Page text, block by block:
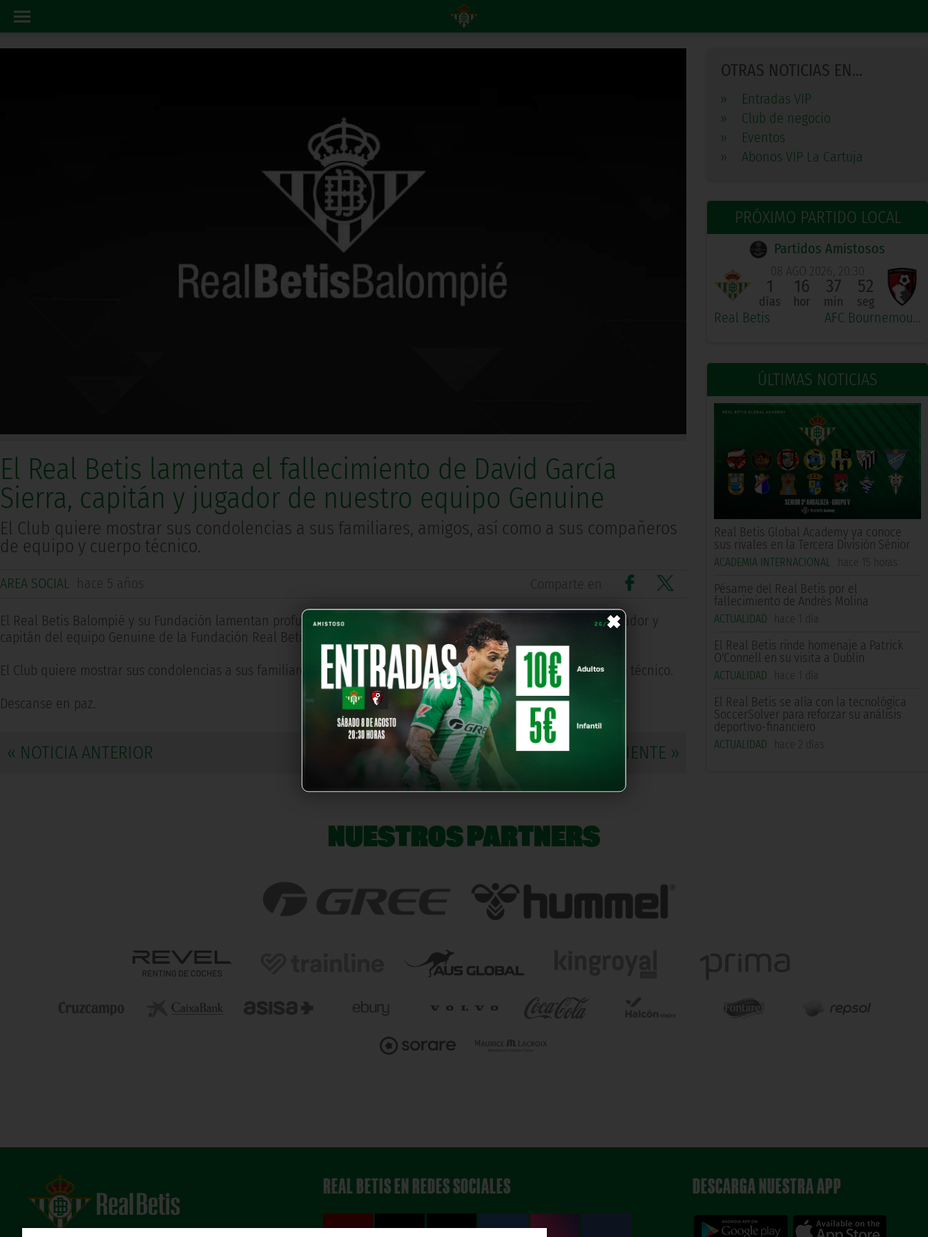
×
OTRAS NOTICIAS EN...
»
Entradas VIP
»
Club de negocio
»
Eventos
»
Abonos VIP La Cartuja
PRÓXIMO PARTIDO LOCAL
Partidos Amistosos
Real Betis
08 AGO 2026, 20:30
1
días
16
hor
37
min
51
seg
AFC Bournemouth
ÚLTIMAS NOTICIAS
Real Betis Global Academy ya conoce
sus rivales en la Tercera División Sénior
ACADEMIA INTERNACIONAL hace 15 horas
Pésame del Real Betis por el
fallecimiento de Andrés Molina
ACTUALIDAD hace 1 día
El Real Betis rinde homenaje a Patrick
O'Connell en su visita a Dublín
ACTUALIDAD hace 1 día
El Real Betis se alía con la tecnológica
SoccerSolver para reforzar su análisis
deportivo-financiero
ACTUALIDAD hace 2 días
El Real Betis lamenta el fallecimiento de David García
Sierra, capitán y jugador de nuestro equipo Genuine
El Club quiere mostrar sus condolencias a sus familiares, amigos, así como a sus compañeros
de equipo y cuerpo técnico.
AREA SOCIAL hace 5 años Comparte en
El Real Betis Balompié y su Fundación lamentan profundamente la dolorosa pérdida de David García Sierra, jugador y
capitán del equipo Genuine de la Fundación Real Betis.
El Club quiere mostrar sus condolencias a sus familiares, amigos, así como a sus compañeros de equipo y cuerpo técnico.
Descanse en paz.
« NOTICIA ANTERIOR NOTICIA SIGUIENTE »
NUESTROS PARTNERS
REAL BETIS EN REDES SOCIALES DESCARGA NUESTRA APP